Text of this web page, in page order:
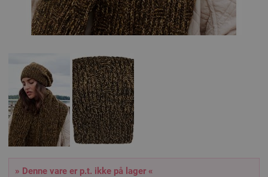
» Denne vare er p.t. ikke på lager «